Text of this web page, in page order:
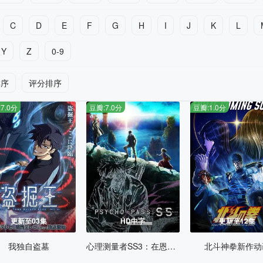
C D E F G H I J K L
Y Z 0-9
评分排序
更新至03集
分
我独自盗墓
HD中字
豆瓣:7.0分
心理测量者SS3：在恩怨的彼方
更新至12集
豆瓣:1.0分
北斗神拳新作